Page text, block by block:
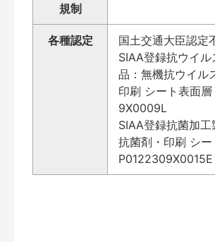
規制
各種認定
国土交通大臣認定
SIAA登録抗ウイル
品：無機抗ウイル
印刷 シート表面
9X0009L
SIAA登録抗菌加
抗菌剤・印刷 シ
P0122309X0015E